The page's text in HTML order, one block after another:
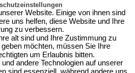
32, 2. Etage
3608 -20
Website. Einige von ihnen sind
uns helfen, diese Website und Ihre
zu verbessern.
alt sind und Ihre Zustimmung zu
möchten, müssen Sie Ihre
um Erlaubnis bitten.
andere Technologien auf unserer
sind essenziell, während andere uns